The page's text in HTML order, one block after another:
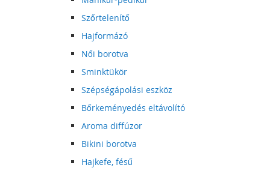
Szőrtelenítő
Hajformázó
Női borotva
Sminktükör
Szépségápolási eszköz
Bőrkeményedés eltávolító
Aroma diffúzor
Bikini borotva
Hajkefe, fésű